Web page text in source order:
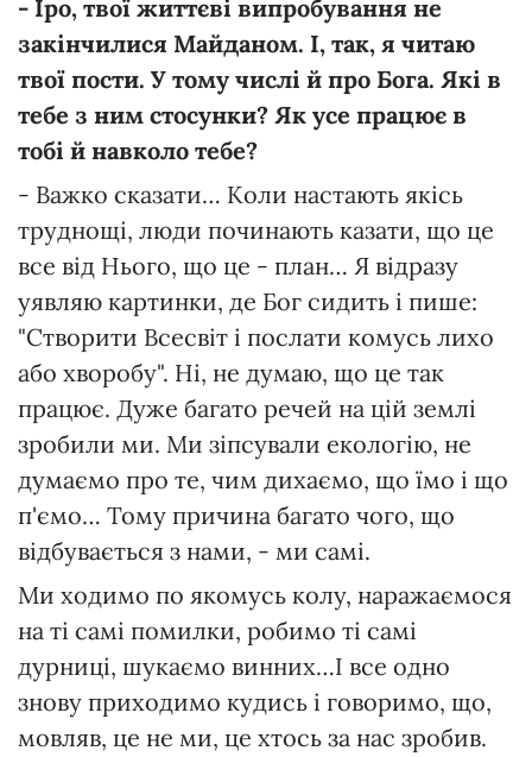
- Іро, твої життєві випробування не
закінчилися Майданом. І, так, я читаю
твої пости. У тому числі й про Бога. Які в
тебе з ним стосунки? Як усе працює в
тобі й навколо тебе?
- Важко сказати… Коли настають якісь
труднощі, люди починають казати, що це
все від Нього, що це - план… Я відразу
уявляю картинки, де Бог сидить і пише:
"Створити Всесвіт і послати комусь лихо
або хворобу". Ні, не думаю, що це так
працює. Дуже багато речей на цій землі
зробили ми. Ми зіпсували екологію, не
думаємо про те, чим дихаємо, що їмо і що
п'ємо… Тому причина багато чого, що
відбувається з нами, - ми самі.
Ми ходимо по якомусь колу, наражаємося
на ті самі помилки, робимо ті самі
дурниці, шукаємо винних…І все одно
знову приходимо кудись і говоримо, що,
мовляв, це не ми, це хтось за нас зробив.